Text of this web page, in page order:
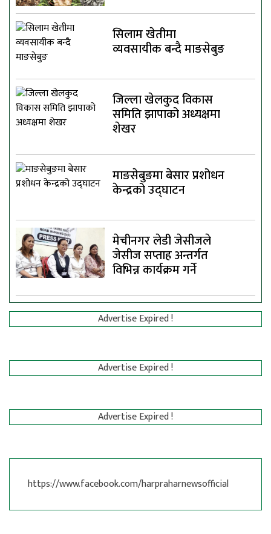
सिलाम खेतीमा
व्यवसायीक बन्दै माङसेबुङ
जिल्ला खेलकुद विकास
समिति झापाको अध्यक्षमा
शेखर
माङसेबुङमा बेसार प्रशोधन
केन्द्रको उद्घाटन
मेचीनगर लेडी जेसीजले
जेसीज सप्ताह अन्तर्गत
विभिन्न कार्यक्रम गर्ने
Advertise Expired !
Advertise Expired !
Advertise Expired !
https://www.facebook.com/harpraharnewsofficial